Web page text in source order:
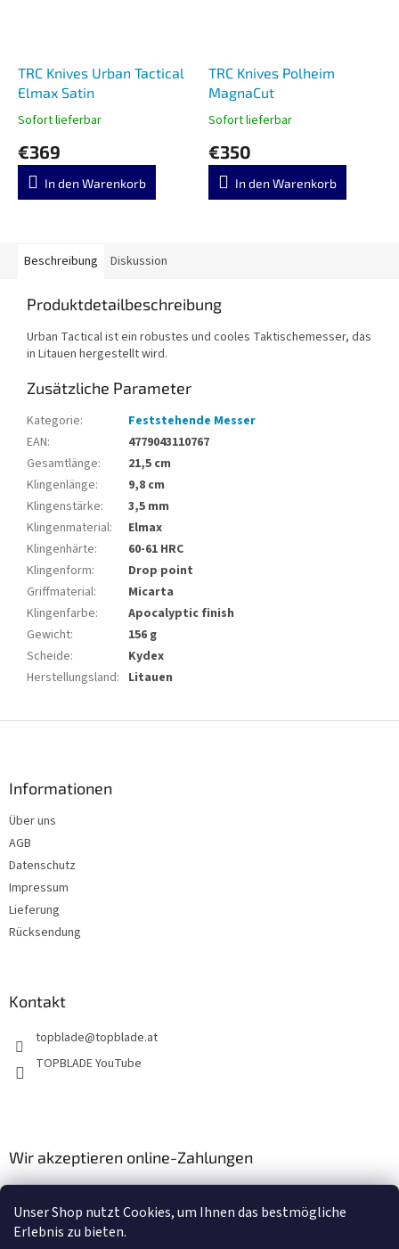
Unser Shop nutzt Cookies, um Ihnen das bestmögliche
Erlebnis zu bieten.
TRC Knives Urban Tactical
Elmax Satin
Sofort lieferbar
€369
In den Warenkorb
TRC Knives Polheim
MagnaCut
Sofort lieferbar
€350
In den Warenkorb
Beschreibung Diskussion
Produktdetailbeschreibung
Urban Tactical ist ein robustes und cooles Taktischemesser, das
in Litauen hergestellt wird.
Zusätzliche Parameter
Kategorie:
Feststehende Messer
EAN:
4779043110767
Gesamtlänge:
21,5 cm
Klingenlänge:
9,8 cm
Klingenstärke:
3,5 mm
Klingenmaterial:
Elmax
Klingenhärte:
60-61 HRC
Klingenform:
Drop point
Griffmaterial:
Micarta
Klingenfarbe:
Apocalyptic finish
Gewicht:
156 g
Scheide:
Kydex
Herstellungsland: Litauen
Informationen
Über uns
AGB
Datenschutz
Impressum
Lieferung
Rücksendung
Kontakt
topblade@topblade.at
TOPBLADE YouTube
Wir akzeptieren online-Zahlungen